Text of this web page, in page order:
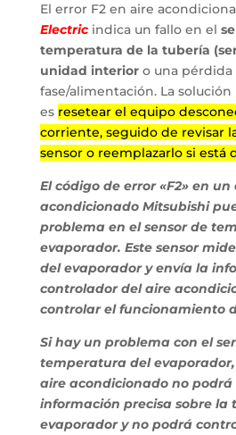
El error F2 en aire
Electricindica un fallo en el
temperatura de la tubería
unidad interioro una pérdida
fase/alimentación. La
es resetear el equipo
corriente, seguido de revisar
sensor o reemplazarlo si está
El código de error «F2» en un
acondicionado Mitsubishi
problema en el sensor de
evaporador. Este sensor
del evaporador y envía la
controlador del aire
controlar el funcionamiento
Si hay un problema con el
temperatura del
aire acondicionado no podrá
información precisa sobre la
evaporador y no podrá